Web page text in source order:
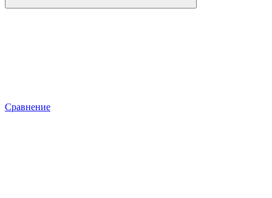
Сравнение